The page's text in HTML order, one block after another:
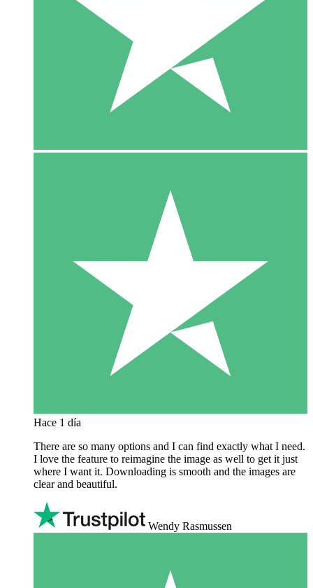
Hace 1 día
There are so many options and I can find exactly what I need.
I love the feature to reimagine the image as well to get it just
where I want it. Downloading is smooth and the images are
clear and beautiful.
Wendy Rasmussen